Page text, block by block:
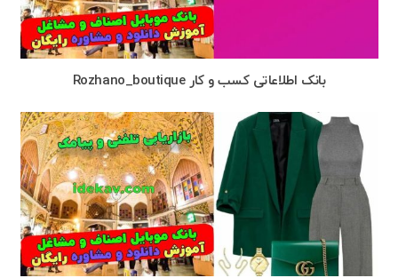
بانک اطلاعاتی کسب و کار Rozhano_boutique